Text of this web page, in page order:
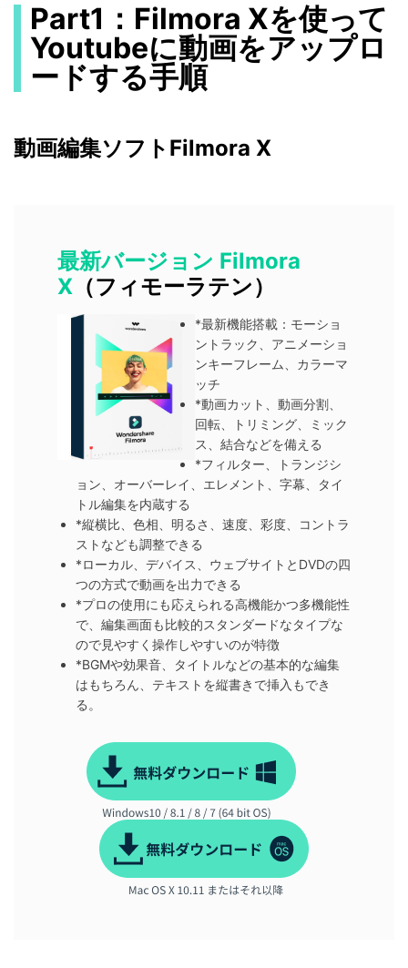
Part1：Filmora Xを使って
Youtubeに動画をアップロ
ードする手順
動画編集ソフトFilmora X
最新バージョン Filmora
X （フィモーラテン）
*最新機能搭載：モーショ
ントラック、アニメーショ
ンキーフレーム、カラーマ
ッチ
*動画カット、動画分割、
回転、トリミング、ミック
ス、結合などを備える
*フィルター、トランジシ
ョン、オーバーレイ、エレメント、字幕、タイ
トル編集を内蔵する
*縦横比、色相、明るさ、速度、彩度、コントラ
ストなども調整できる
*ローカル、デバイス、ウェブサイトとDVDの四
つの方式で動画を出力できる
*プロの使用にも応えられる高機能かつ多機能性
で、編集画面も比較的スタンダードなタイプな
ので見やすく操作しやすいのが特徴
*BGMや効果音、タイトルなどの基本的な編集
はもちろん、テキストを縦書きで挿入もでき
る。